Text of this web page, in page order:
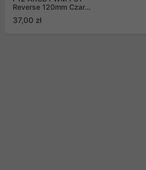
Reverse 120mm Czarny
37,00 zł